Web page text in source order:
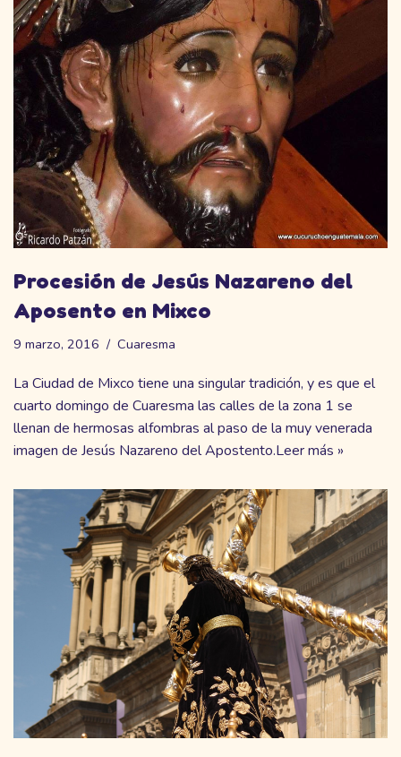
Procesión de Jesús Nazareno del
Aposento en Mixco
9 marzo, 2016 Cuaresma
La Ciudad de Mixco tiene una singular tradición, y es que el
cuarto domingo de Cuaresma las calles de la zona 1 se
llenan de hermosas alfombras al paso de la muy venerada
imagen de Jesús Nazareno del Apostento.Leer más »